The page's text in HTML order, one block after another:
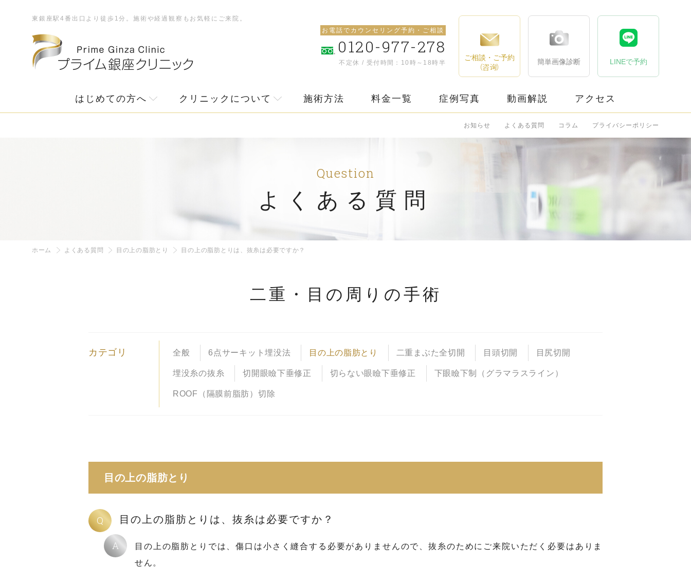
東銀座駅4番出口より徒歩1分。施術や経過観察もお気軽にご来院。
お電話でカウンセリング予約・ご相談
0120-977-278
不定休 / 受付時間：10時～18時半
ご相談・ご予約
（咨询） 簡単画像診断 LINEで予約
はじめての方へ クリニックについて 施術方法 料金一覧 症例写真 動画解説 アクセス
お知らせ よくある質問 コラム プライバシーポリシー
Question
よくある質問
ホーム よくある質問 目の上の脂肪とり 目の上の脂肪とりは、抜糸は必要ですか？
二重・目の周りの手術
カテゴリ 全般 6点サーキット埋没法 目の上の脂肪とり 二重まぶた全切開 目頭切開 目尻切開
埋没糸の抜糸 切開眼瞼下垂修正 切らない眼瞼下垂修正 下眼瞼下制（グラマラスライン）
ROOF（隔膜前脂肪）切除
目の上の脂肪とり
Q 目の上の脂肪とりは、抜糸は必要ですか？
A
目の上の脂肪とりでは、傷口は小さく縫合する必要がありませんので、抜糸のためにご来院いただく必要はありま
せん。